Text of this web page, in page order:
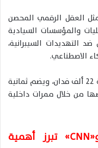
العقل الرقمي المحصن
والمؤسسات السيادية
التهديدات السيبرانية،
الاصطناعي.
وأضافت أن المشروع يمتد على مساحة 22 ألف فدان، ويضم ثمانية
من خلال ممرات داخلية
«سكاي نيوز» و«العربية» و«CNN» تبرز أهمية